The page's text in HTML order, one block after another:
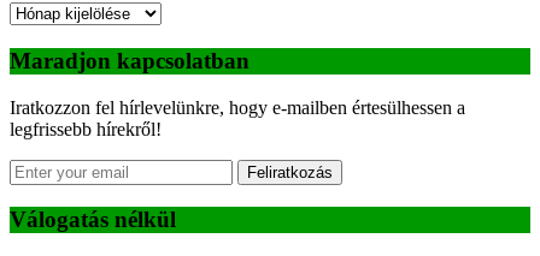
Archívum
Maradjon kapcsolatban
Iratkozzon fel hírlevelünkre, hogy e-mailben értesülhessen a
legfrissebb hírekről!
Feliratkozás
Válogatás nélkül